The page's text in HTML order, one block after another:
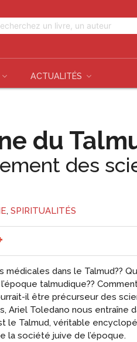
ACTUALITÉS
du
des
, SPIRITUALITÉS
médicales dans le Talmud??
talmudique??
il être précurseur des
Ariel Toledano nous
le Talmud, véritable
la société juive de l’époque.